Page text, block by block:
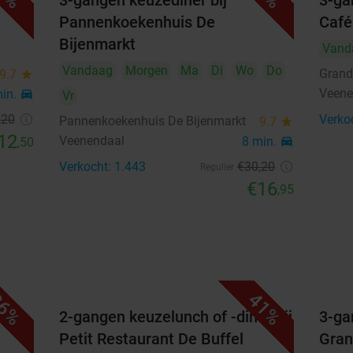
9.7 star
directions_car
,50
Pannenkoekenhuis De
Bijenmarkt
Vandaag Morgen Ma Di Wo
Do
Vr
Pannenkoekenhuis De Bijenmarkt
9.7 star
Veenendaal 8 min. directions_car
Verkocht: 1.443 €30,20
€16,95
41%
2-gangen keuzelunch of -diner bij
Petit Restaurant De Buffel
3-
24 25 26 27 28 30
31
Ma
Di Wo Do Vr Za Zo
1 2 5
12 13
oktober 2026